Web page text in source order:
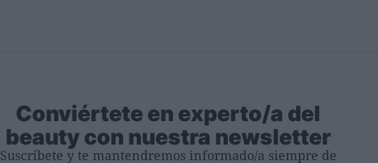
Conviértete en experto/a del
beauty con nuestra newsletter
Suscríbete y te mantendremos informado/a siempre de